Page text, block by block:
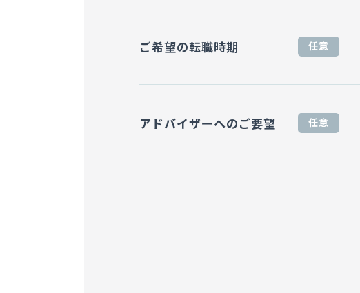
ご希望の転職時期 任意
アドバイザーへのご要望 任意